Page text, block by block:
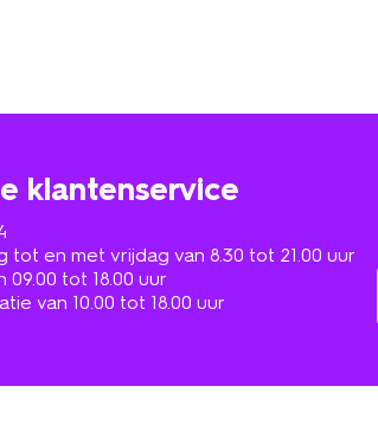
klantenservice
tot en met vrijdag van 8.30 tot 21.00 uur
09.00 tot 18.00 uur
van 10.00 tot 18.00 uur